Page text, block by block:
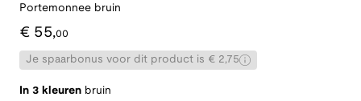
Portemonnee bruin
€ 55,00
Je spaarbonus voor dit product is € 2,75
In 3 kleuren bruin